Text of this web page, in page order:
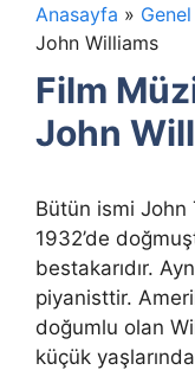
Anasayfa » Genel
John Williams
Film
John
Bütün ismi John
1932’de
bestakarıdır.
piyanisttir.
doğumlu olan
küçük